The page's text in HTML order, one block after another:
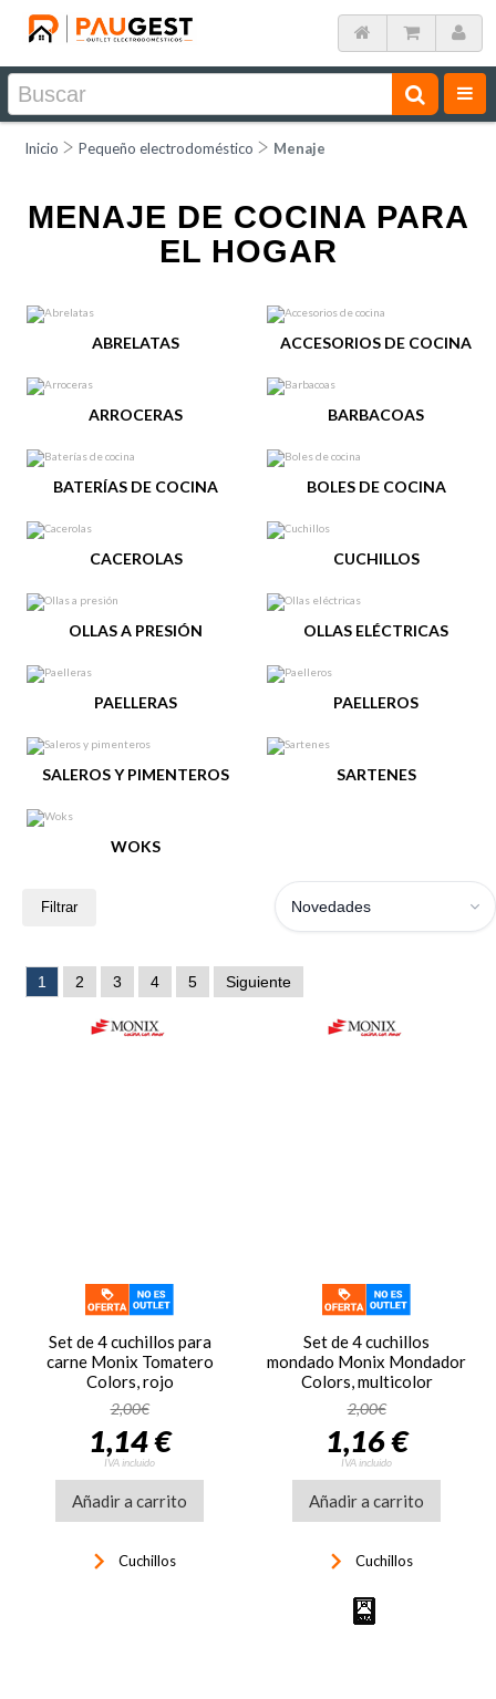
Inicio Pequeño electrodoméstico Menaje
MENAJE DE COCINA PARA
EL HOGAR
ABRELATAS ACCESORIOS DE COCINA
ARROCERAS BARBACOAS
BATERÍAS DE COCINA BOLES DE COCINA
CACEROLAS CUCHILLOS
OLLAS A PRESIÓN OLLAS ELÉCTRICAS
PAELLERAS PAELLEROS
SALEROS Y PIMENTEROS SARTENES
WOKS
Filtrar Novedades
1 2 3 4 5 Siguiente
Set de 4 cuchillos para
carne Monix Tomatero
Colors, rojo
2,00€
1,14 €
IVA incluido
Añadir a carrito
keyboard_arrow_right Cuchillos
Set de 4 cuchillos
mondado Monix Mondador
Colors, multicolor
2,00€
1,16 €
IVA incluido
Añadir a carrito
keyboard_arrow_right Cuchillos